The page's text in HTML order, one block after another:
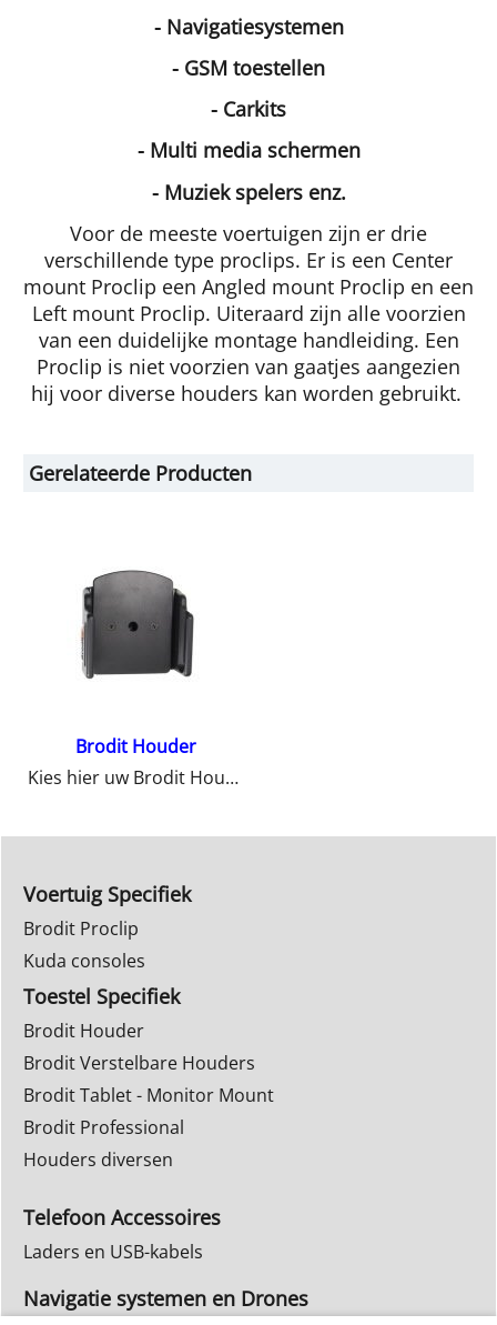
- Navigatiesystemen
- GSM toestellen
- Carkits
- Multi media schermen
- Muziek spelers enz.
Voor de meeste voertuigen zijn er drie
verschillende type proclips. Er is een Center
mount Proclip een Angled mount Proclip en een
Left mount Proclip. Uiteraard zijn alle voorzien
van een duidelijke montage handleiding. Een
Proclip is niet voorzien van gaatjes aangezien
hij voor diverse houders kan worden gebruikt.
Gerelateerde Producten
Brodit Houder
Kies hier uw Brodit Houder
Voertuig Specifiek
Brodit Proclip
Kuda consoles
Toestel Specifiek
Brodit Houder
Brodit Verstelbare Houders
Brodit Tablet - Monitor Mount
Brodit Professional
Houders diversen
Telefoon Accessoires
Laders en USB-kabels
Navigatie systemen en Drones